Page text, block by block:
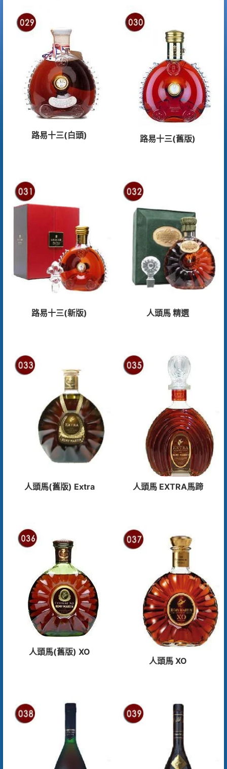
路易十三(白頭) 路易十三(舊版)
路易十三(新版) 人頭馬 精選
人頭馬(舊版) Extra 人頭馬 EXTRA馬蹄
人頭馬(舊版) XO
人頭馬 XO